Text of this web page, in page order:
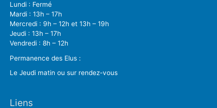
Lundi : Fermé
Mardi : 13h – 17h
Mercredi : 9h – 12h et 13h – 19h
Jeudi : 13h – 17h
Vendredi : 8h – 12h
Permanence des Elus :
Le Jeudi matin ou sur rendez-vous
Liens